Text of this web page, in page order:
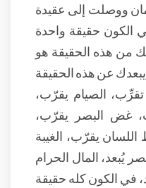
ووصلت إلى عقيدة
الكون حقيقة واحدة
من هذه الحقيقة هو
عن هذه الحقيقة
الصيام يقرّب،
غض البصر يقرّب،
يقرّب، الغيبة
يُبعد، المال الحرام
في الكون كله حقيقة